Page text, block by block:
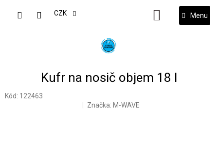
CZK
NÁKUPNÍ
KOŠÍK
Kufr na nosič objem 18 l
Kód: 122463
Značka: M-WAVE